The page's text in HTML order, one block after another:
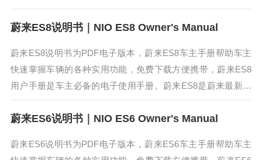
电动轿车。蔚来ET7提供了12.8英寸悬浮式中控屏、NOMI智能
助理...
蔚来ES8说明书｜NIO ES8 Owner's Manual
蔚来ES8说明书为PDF电子版本，蔚来ES8车主手册帮助车主
快速掌握车辆的各种实用功能，免费下载方便携带，蔚来ES8
用户手册是车主必备的电子使用手册。蔚来ES8是蔚来最新量
产车，其中“E”代表“电动”，“S”代表“SUV”，“8”代表性能等...
蔚来ES6说明书｜NIO ES6 Owner's Manual
蔚来ES6说明书为PDF电子版本，蔚来ES6车主手册帮助车主